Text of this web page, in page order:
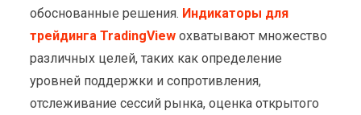
обоснованные решения. Индикаторы для
трейдинга TradingView охватывают множество
различных целей, таких как определение
уровней поддержки и сопротивления,
отслеживание сессий рынка, оценка открытого